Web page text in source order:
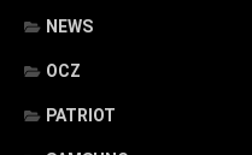
NEWS
OCZ
PATRIOT